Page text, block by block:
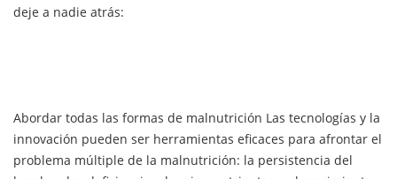
deje a nadie atrás:
Abordar todas las formas de malnutrición Las tecnologías y la
innovación pueden ser herramientas eficaces para afrontar el
problema múltiple de la malnutrición: la persistencia del